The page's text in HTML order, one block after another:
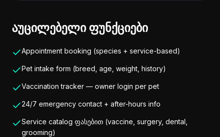
აუცილებელი ფუნქციები
Appointment booking (species + service-based)
Pet intake form (breed, age, weight, history)
Vaccination tracker — owner login per pet
24/7 emergency contact + after-hours info
Service catalog ფასებით (vaccine, surgery, dental,
grooming)